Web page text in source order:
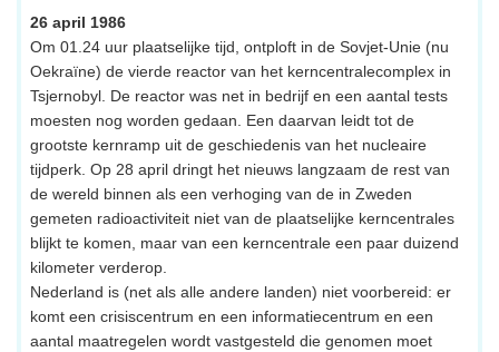
26 april 1986
Om 01.24 uur plaatselijke tijd, ontploft in de Sovjet-Unie (nu
Oekraïne) de vierde reactor van het kerncentralecomplex in
Tsjernobyl. De reactor was net in bedrijf en een aantal tests
moesten nog worden gedaan. Een daarvan leidt tot de
grootste kernramp uit de geschiedenis van het nucleaire
tijdperk. Op 28 april dringt het nieuws langzaam de rest van
de wereld binnen als een verhoging van de in Zweden
gemeten radioactiviteit niet van de plaatselijke kerncentrales
blijkt te komen, maar van een kerncentrale een paar duizend
kilometer verderop.
Nederland is (net als alle andere landen) niet voorbereid: er
komt een crisiscentrum en een informatiecentrum en een
aantal maatregelen wordt vastgesteld die genomen moet